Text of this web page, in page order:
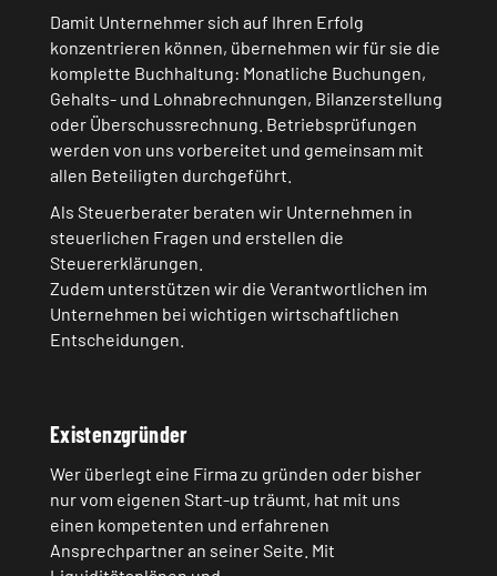
Damit Unternehmer sich auf Ihren Erfolg
konzentrieren können, übernehmen wir für sie die
komplette Buchhaltung: Monatliche Buchungen,
Gehalts- und Lohnabrechnungen, Bilanzerstellung
oder Überschussrechnung. Betriebsprüfungen
werden von uns vorbereitet und gemeinsam mit
allen Beteiligten durchgeführt.
Als Steuerberater beraten wir Unternehmen in
steuerlichen Fragen und erstellen die
Steuererklärungen.
Zudem unterstützen wir die Verantwortlichen im
Unternehmen bei wichtigen wirtschaftlichen
Entscheidungen.
Existenzgründer
Wer überlegt eine Firma zu gründen oder bisher
nur vom eigenen Start-up träumt, hat mit uns
einen kompetenten und erfahrenen
Ansprechpartner an seiner Seite. Mit